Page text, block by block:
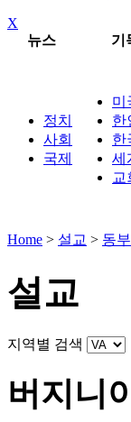
X
뉴스
기
정치
사회
국제
미
한
한
세
교
Home > 설교 > 동
설교
지역별 검색
버지니